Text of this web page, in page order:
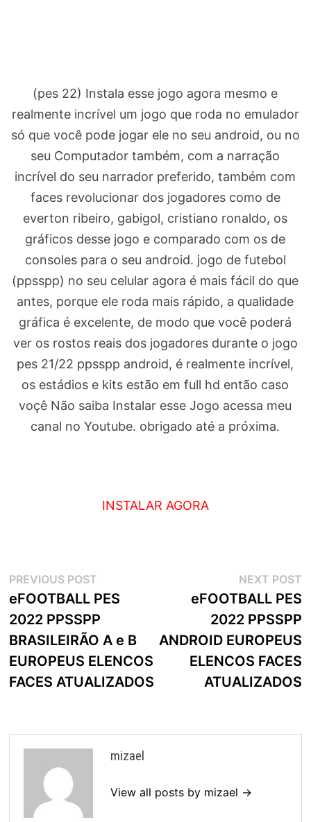
(pes 22) Instala esse jogo agora mesmo e
realmente incrível um jogo que roda no emulador
só que você pode jogar ele no seu android, ou no
seu Computador também, com a narração
incrível do seu narrador preferido, também com
faces revolucionar dos jogadores como de
everton ribeiro, gabigol, cristiano ronaldo, os
gráficos desse jogo e comparado com os de
consoles para o seu android. jogo de futebol
(ppsspp) no seu celular agora é mais fácil do que
antes, porque ele roda mais rápido, a qualidade
gráfica é excelente, de modo que você poderá
ver os rostos reais dos jogadores durante o jogo
pes 21/22 ppsspp android, é realmente incrível,
os estádios e kits estão em full hd então caso
voçê Não saiba Instalar esse Jogo acessa meu
canal no Youtube. obrigado até a próxima.
INSTALAR AGORA
Navegação
de
artigos
PREVIOUS POSTPrevious
post:
eFOOTBALL PES
2022 PPSSPP
BRASILEIRÃO A e B
EUROPEUS ELENCOS
FACES ATUALIZADOS
NEXT POST
eFOOTBALL PES
2022 PPSSPP
ANDROID EUROPEUS
ELENCOS FACES
ATUALIZADOS
mizael
View all posts by mizael →